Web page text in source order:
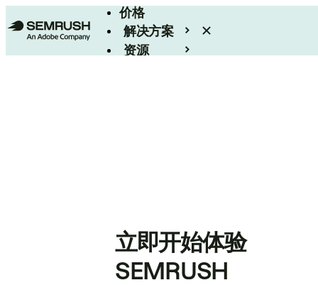
价格
解决方案
资源
立即开始体验
SEMRUSH